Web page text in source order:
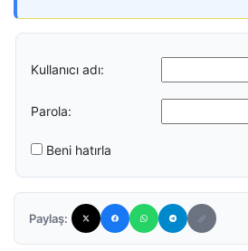
Kullanıcı adı:
Parola:
Beni hatırla
Paylaş: